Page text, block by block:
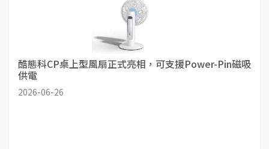
酷態科CP桌上型風扇正式亮相，可支援Power-Pin磁吸
供電
2026-06-26